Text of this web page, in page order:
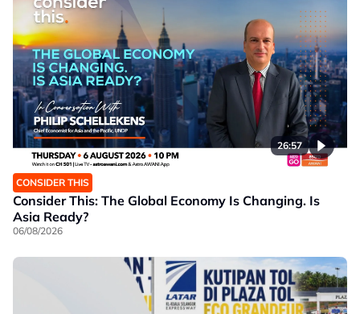
26:57
CONSIDER THIS
Consider This: The Global Economy Is Changing. Is
Asia Ready?
06/08/2026